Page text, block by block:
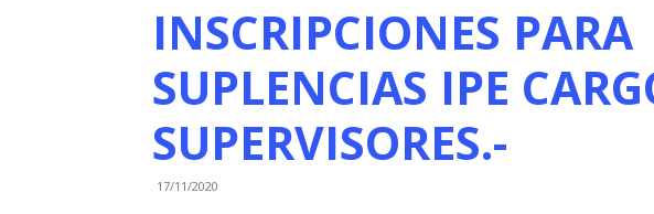
INSCRIPCIONES PARA
SUPLENCIAS IPE
SUPERVISORES.-
17/11/2020